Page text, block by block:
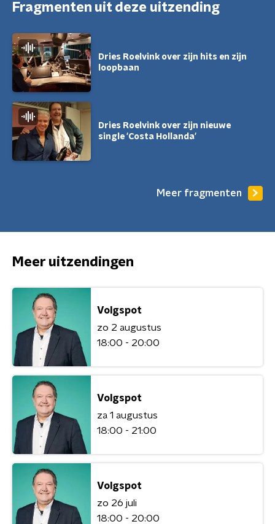
Fragmenten uit deze uitzending
Dries Roelvink over zijn hits en zijn
loopbaan
Dries Roelvink over zijn nieuwe
single 'Costa Hollanda'
Meer fragmenten
Meer uitzendingen
Volgspot
zo 2 augustus
18:00 - 20:00
Volgspot
za 1 augustus
18:00 - 21:00
Volgspot
zo 26 juli
18:00 - 20:00